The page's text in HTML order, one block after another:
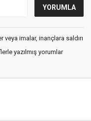
imalar, inançlara saldırı
yazılmış yorumlar